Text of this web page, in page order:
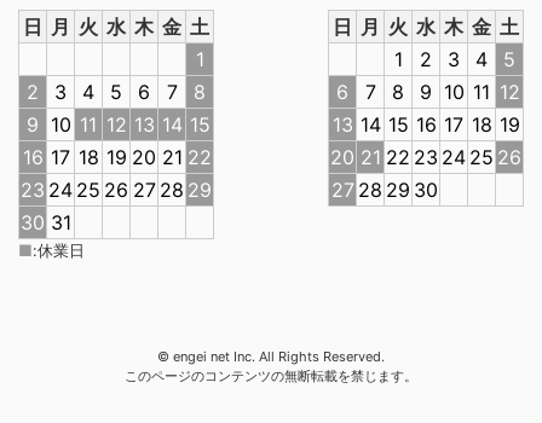
日 月 火 水 木 金 土
1
2
3 4 5 6 7
8
9 10 11 12 13 14 15
16 17 18 19 20 21 22
23 24 25 26 27 28 29
30 31
日 月 火 水 木 金 土
1
2 3 4
5
6
7 8 9 10 11 12
13 14 15 16 17 18 19
20 21 22 23 24 25 26
27 28 29 30
■:休業日
© engei net Inc. All Rights Reserved.
このページのコンテンツの無断転載を禁じます。